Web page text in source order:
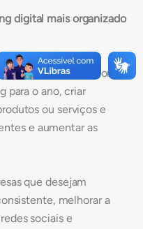
digital mais organizado
você vai aprender como
para o ano, criar
ou serviços e
e aumentar as
que desejam
melhorar a
sociais e